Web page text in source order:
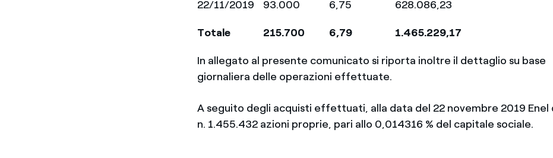
22/11/2019 93.000 6,75 628.086,23
Totale 215.700 6,79 1.465.229,17
In allegato al presente comunicato si riporta inoltre il dettaglio su base
giornaliera delle operazioni effettuate.
A seguito degli acquisti effettuati, alla data del 22 novembre 2019 Enel
n. 1.455.432 azioni proprie, pari allo 0,014316 % del capitale sociale.